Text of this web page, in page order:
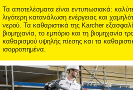
PROFESSIONAL
ΑΞΕΣΟΥΑΡ
ΥΠΗΡΕΣΙΕΣ-ΝΕΑ-ΛΥΣΕΙΣ
Τα αποτελέσματα είναι εντυπωσιακά:
λιγότερη κατανάλωση ενέργειας και
νερού. Τα καθαριστικά της Karcher
βιομηχανία, το εμπόριο και τη βιομηχανία
καθαρισμού υψηλής πίεσης και τα
ισορροπημένα.